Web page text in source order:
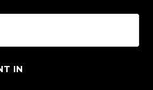
IN